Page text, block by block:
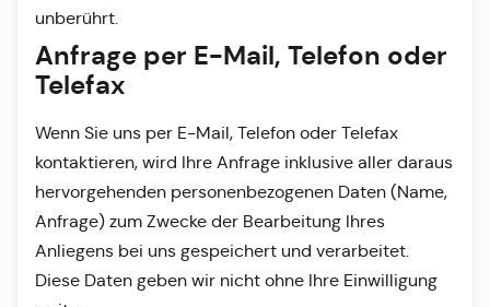
unberührt.
Anfrage per E-Mail, Telefon oder
Telefax
Wenn Sie uns per E-Mail, Telefon oder Telefax
kontaktieren, wird Ihre Anfrage inklusive aller daraus
hervorgehenden personenbezogenen Daten (Name,
Anfrage) zum Zwecke der Bearbeitung Ihres
Anliegens bei uns gespeichert und verarbeitet.
Diese Daten geben wir nicht ohne Ihre Einwilligung